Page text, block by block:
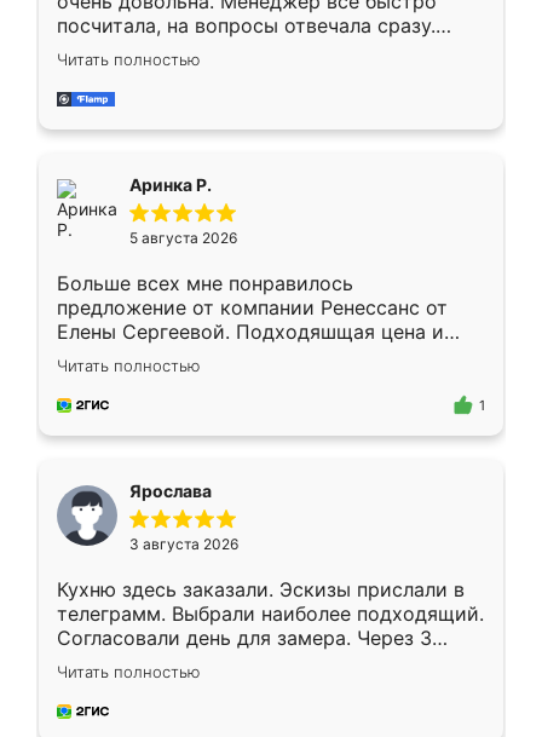
посчитала, на вопросы отвечала сразу.
Замерщик приехал в субботу, подошёл к
делу со всей ответственностью. Собрали
за день, ребята работали аккуратно, даже
Читать полностью
Аринка Р.
5 августа 2026
Больше всех мне понравилось
предложение от компании Ренессанс от
Елены Сергеевой. Подходяшщая цена и
короткие сроки изготовления. Приехавший
для замера сотрудник Владислав
предложил по моему эскизу самый
Читать полностью
1
Ярослава
3 августа 2026
Кухню здесь заказали. Эскизы прислали в
телеграмм. Выбрали наиболее подходящий.
Согласовали день для замера. Через 3
недели кухня была уже готова. Остались
довольны работой. Спасибо Ренессанс
мебель за качественную работу!
Читать полностью